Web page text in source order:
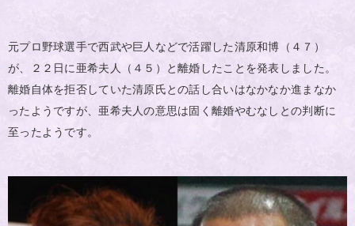
元プロ野球選手で西武や巨人などで活躍した清原和博（４７）
が、２２日に亜希夫人（４５）と離婚したことを発表しました。
離婚自体を拒否していた清原氏との話し合いはなかなか進まなか
ったようですが、亜希夫人の意思は固く離婚やむなしとの判断に
至ったようです。